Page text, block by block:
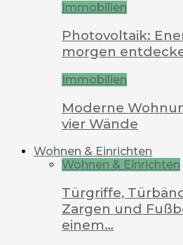
Immobilien
Photovoltaik:
morgen
Immobilien
Moderne
vier Wände
Wohnen & Einrichten
Wohnen & Einrichten
Türgriffe,
Zargen und
einem…